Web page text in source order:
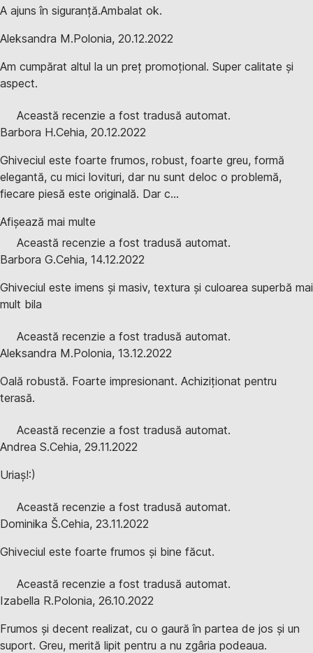
A ajuns în siguranță.Ambalat ok.
Aleksandra M.Polonia, 20.12.2022
Am cumpărat altul la un preț promoțional. Super calitate și
aspect.
Această recenzie a fost tradusă automat.
Barbora H.Cehia, 20.12.2022
Ghiveciul este foarte frumos, robust, foarte greu, formă
elegantă, cu mici lovituri, dar nu sunt deloc o problemă,
fiecare piesă este originală. Dar c...
Afișează mai multe
Această recenzie a fost tradusă automat.
Barbora G.Cehia, 14.12.2022
Ghiveciul este imens și masiv, textura și culoarea superbă mai
mult bila
Această recenzie a fost tradusă automat.
Aleksandra M.Polonia, 13.12.2022
Oală robustă. Foarte impresionant. Achiziționat pentru
terasă.
Această recenzie a fost tradusă automat.
Andrea S.Cehia, 29.11.2022
Uriaș!:)
Această recenzie a fost tradusă automat.
Dominika Š.Cehia, 23.11.2022
Ghiveciul este foarte frumos și bine făcut.
Această recenzie a fost tradusă automat.
Izabella R.Polonia, 26.10.2022
Frumos și decent realizat, cu o gaură în partea de jos și un
suport. Greu, merită lipit pentru a nu zgâria podeaua.